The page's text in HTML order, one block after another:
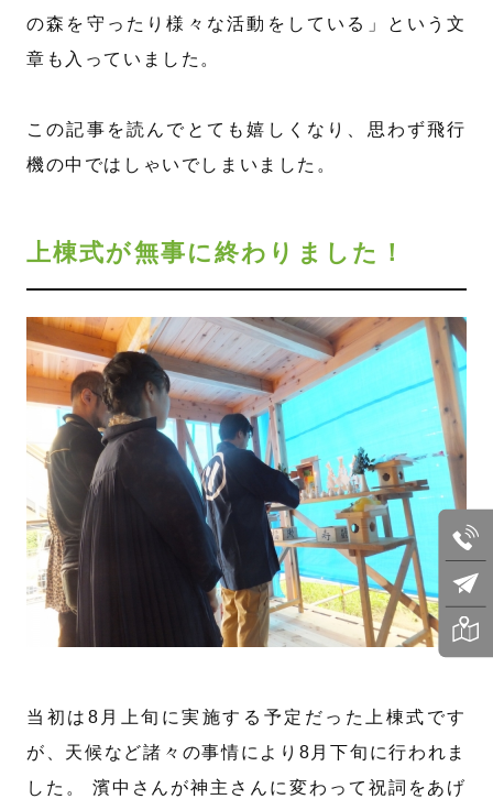
の森を守ったり様々な活動をしている」という文
章も入っていました。
この記事を読んでとても嬉しくなり、思わず飛行
機の中ではしゃいでしまいました。
上棟式が無事に終わりました！
当初は8月上旬に実施する予定だった上棟式です
が、天候など諸々の事情により8月下旬に行われま
した。 濱中さんが神主さんに変わって祝詞をあげ